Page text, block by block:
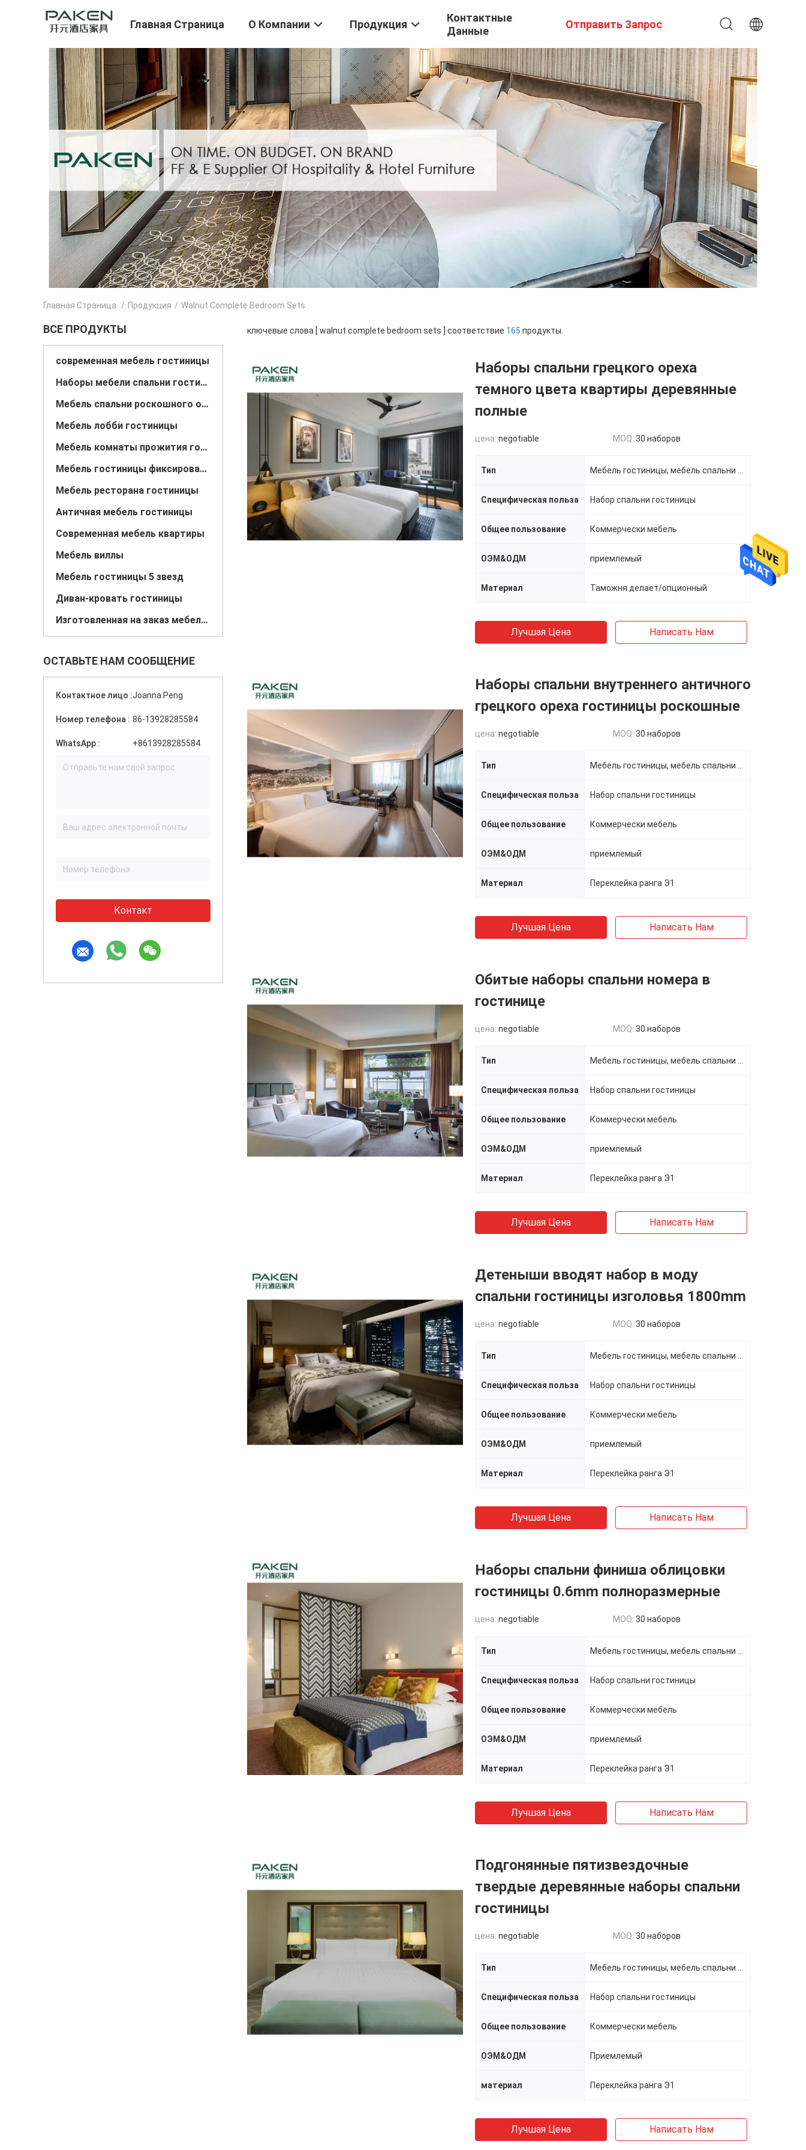
Главная Страница О Компании Продукция
Контактные
Данные
Отправить Запрос
Главная Страница / Продукция / Walnut Complete Bedroom Sets
ВСЕ ПРОДУКТЫ
современная мебель гостиницы
Наборы мебели спальни гостиницы
Мебель спальни роскошного отеля
Мебель лобби гостиницы
Мебель комнаты прожития гостиницы
Мебель гостиницы фиксированная
Мебель ресторана гостиницы
Античная мебель гостиницы
Современная мебель квартиры
Мебель виллы
Мебель гостиницы 5 звезд
Диван-кровать гостиницы
Изготовленная на заказ мебель гостиницы
ОСТАВЬТЕ НАМ СООБЩЕНИЕ
Контактное лицо :Joanna Peng
Номер телефона : 86-13928285584
WhatsApp : +8613928285584
Контакт
ключевые слова [ walnut complete bedroom sets ] соответствие 165 продукты.
Наборы спальни грецкого ореха
темного цвета квартиры деревянные
полные
цена: negotiable MOQ: 30 наборов
Тип
Специфическая польза Набор спальни гостиницы
Общее пользование Коммерчески мебель
ОЭМ&ОДМ приемлемый
Материал Таможня делает/опционный
Лучшая Цена Написать Нам
Наборы спальни внутреннего античного
грецкого ореха гостиницы роскошные
цена: negotiable MOQ: 30 наборов
Тип
Специфическая польза Набор спальни гостиницы
Общее пользование Коммерчески мебель
ОЭМ&ОДМ приемлемый
Материал Переклейка ранга Э1
Лучшая Цена Написать Нам
Обитые наборы спальни номера в
гостинице
цена: negotiable MOQ: 30 наборов
Тип
Специфическая польза Набор спальни гостиницы
Общее пользование Коммерчески мебель
ОЭМ&ОДМ приемлемый
Материал Переклейка ранга Э1
Лучшая Цена Написать Нам
Детеныши вводят набор в моду
спальни гостиницы изголовья 1800mm
цена: negotiable MOQ: 30 наборов
Тип
Специфическая польза Набор спальни гостиницы
Общее пользование Коммерчески мебель
ОЭМ&ОДМ приемлемый
Материал Переклейка ранга Э1
Лучшая Цена Написать Нам
Наборы спальни финиша облицовки
гостиницы 0.6mm полноразмерные
цена: negotiable MOQ: 30 наборов
Тип
Специфическая польза Набор спальни гостиницы
Общее пользование Коммерчески мебель
ОЭМ&ОДМ приемлемый
Материал Переклейка ранга Э1
Лучшая Цена Написать Нам
Подгонянные пятизвездочные
твердые деревянные наборы спальни
гостиницы
цена: negotiable MOQ: 30 наборов
Тип
Специфическая польза Набор спальни гостиницы
Общее пользование Коммерчески мебель
ОЭМ&ОДМ Приемлемый
материал Переклейка ранга Э1
Лучшая Цена Написать Нам